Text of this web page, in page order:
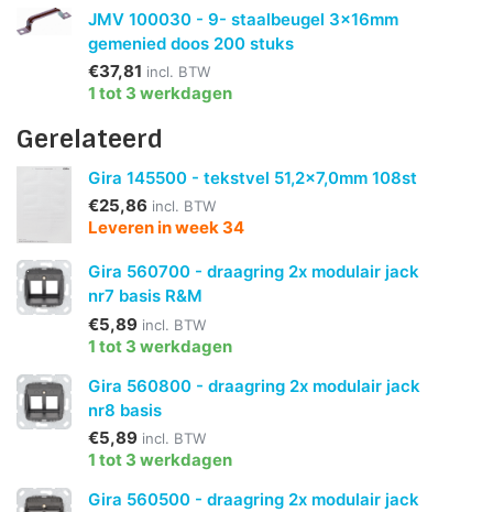
JMV 100030 - 9- staalbeugel 3x16mm
gemenied doos 200 stuks
€37,81 incl. BTW
1 tot 3 werkdagen
Gerelateerd
Gira 145500 - tekstvel 51,2x7,0mm 108st
€25,86 incl. BTW
Leveren in week 34
Gira 560700 - draagring 2x modulair jack
nr7 basis R&M
€5,89 incl. BTW
1 tot 3 werkdagen
Gira 560800 - draagring 2x modulair jack
nr8 basis
€5,89 incl. BTW
1 tot 3 werkdagen
Gira 560500 - draagring 2x modulair jack